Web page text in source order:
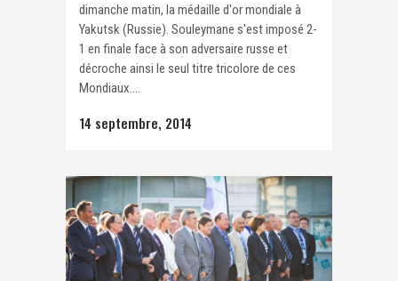
dimanche matin, la médaille d'or mondiale à
Yakutsk (Russie). Souleymane s'est imposé 2-
1 en finale face à son adversaire russe et
décroche ainsi le seul titre tricolore de ces
Mondiaux....
14 septembre, 2014